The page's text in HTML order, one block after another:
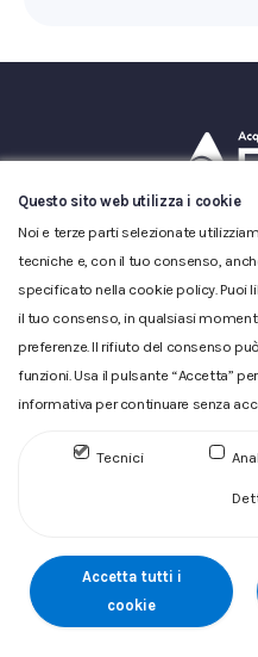
Glossario|Privacy|
ACQUEDOTTO DEL FIORA
fiscale 00304790538
Sociale Euro
Questo sito web utilizza i cookie
Noi e terze parti selezionate
tecniche e, con il tuo consenso,
specificato nella cookie policy. Puoi
il tuo consenso, in qualsiasi
preferenze. Il rifiuto del consenso
funzioni. Usa il pulsante “Accetta”
informativa per continuare senza
Tecnici
Accetta tutti i
cookie